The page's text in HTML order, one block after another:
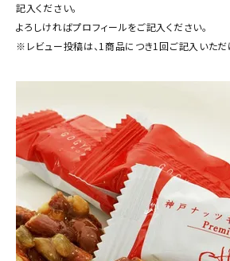
価格別
直営店
記入ください。
よろしければプロフィールをご記入ください。
※レビュー投稿は、1商品につき1回ご記入いただ